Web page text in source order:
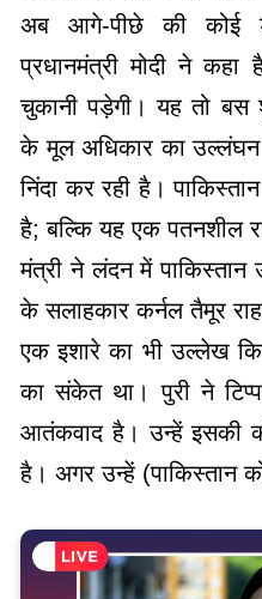
अब आगे-पीछे की कोई
प्रधानमंत्री मोदी ने कहा
चुकानी पड़ेगी। यह तो
के मूल अधिकार का उल्लंघन
निंदा कर रही है।
है; बल्कि यह एक पतनशील
मंत्री ने लंदन में पाकिस्तान
के सलाहकार कर्नल तैमूर
एक इशारे का भी उल्लेख
का संकेत था। पुरी ने
आतंकवाद है। उन्हें इसकी
है। अगर उन्हें (पाकिस्तान